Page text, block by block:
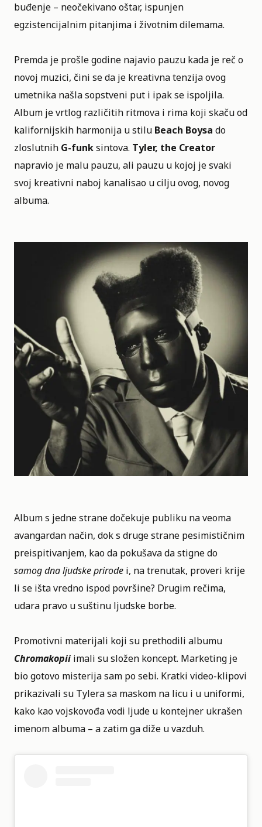
buđenje – neočekivano oštar, ispunjen
egzistencijalnim pitanjima i životnim dilemama.
Premda je prošle godine najavio pauzu kada je reč o
novoj muzici, čini se da je kreativna tenzija ovog
umetnika našla sopstveni put i ipak se ispoljila.
Album je vrtlog različitih ritmova i rima koji skaču od
kalifornijskih harmonija u stilu Beach Boysa do
zloslutnih G-funksintova. Tyler, the Creator
napravio je malu pauzu, ali pauzu u kojoj je svaki
svoj kreativni naboj kanalisao u cilju ovog, novog
albuma.
Album s jedne strane dočekuje publiku na veoma
avangardan način, dok s druge strane pesimističnim
preispitivanjem, kao da pokušava da stigne do
samog dna ljudske prirode i, na trenutak, proveri krije
li se išta vredno ispod površine? Drugim rečima,
udara pravo u suštinu ljudske borbe.
Promotivni materijali koji su prethodili albumu
Chromakopii imali su složen koncept. Marketing je
bio gotovo misterija sam po sebi. Kratki video-klipovi
prikazivali su Tylera sa maskom na licu i u uniformi,
kako kao vojskovođa vodi ljude u kontejner ukrašen
imenom albuma – a zatim ga diže u vazduh.